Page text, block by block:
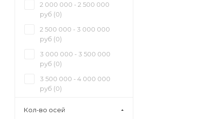
2 000 000 - 2 500 000
руб (0)
2 500 000 - 3 000 000
руб (0)
3 000 000 - 3 500 000
руб (0)
3 500 000 - 4 000 000
руб (0)
руб (0)
Кол-во осей